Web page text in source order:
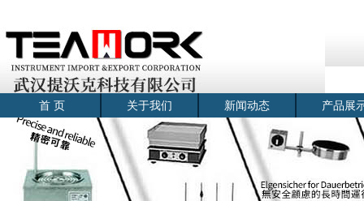
首 页 关于我们 新闻动态 产品展